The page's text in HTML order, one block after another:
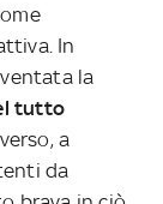
In
la
tutto
a
da